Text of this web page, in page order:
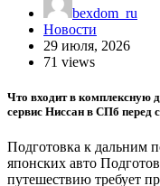
bexdom_ru
Новости
29 июля, 2026
71 views
Что входит в комплексную
сервис Ниссан в СПб перед
Подготовка к дальним
японских авто
путешествию требует